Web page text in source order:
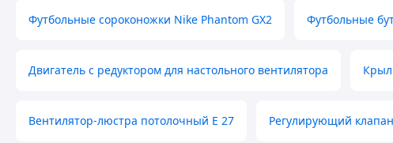
Футбольные сороконожки Nike Phantom GX2 Футбольные
Двигатель с редуктором для настольного вентилятора
Вентилятор-люстра потолочный E 27 Регулирующий